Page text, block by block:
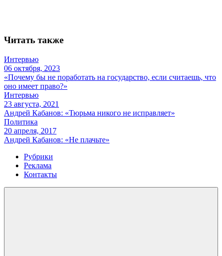
Читать также
Интервью
06 октября, 2023
«Почему бы не поработать на государство, если считаешь, что
оно имеет право?»
Интервью
23 августа, 2021
Андрей Кабанов: «Тюрьма никого не исправляет»
Политика
20 апреля, 2017
Андрей Кабанов: «Не плачьте»
Рубрики
Реклама
Контакты